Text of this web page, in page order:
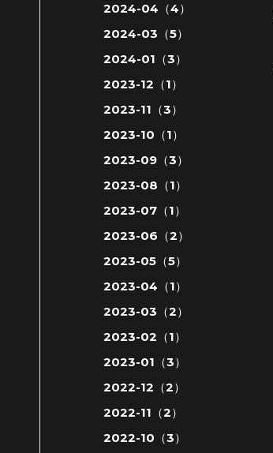
2024-04（4）
2024-03（5）
2024-01（3）
2023-12（1）
2023-11（3）
2023-10（1）
2023-09（3）
2023-08（1）
2023-07（1）
2023-06（2）
2023-05（5）
2023-04（1）
2023-03（2）
2023-02（1）
2023-01（3）
2022-12（2）
2022-11（2）
2022-10（3）